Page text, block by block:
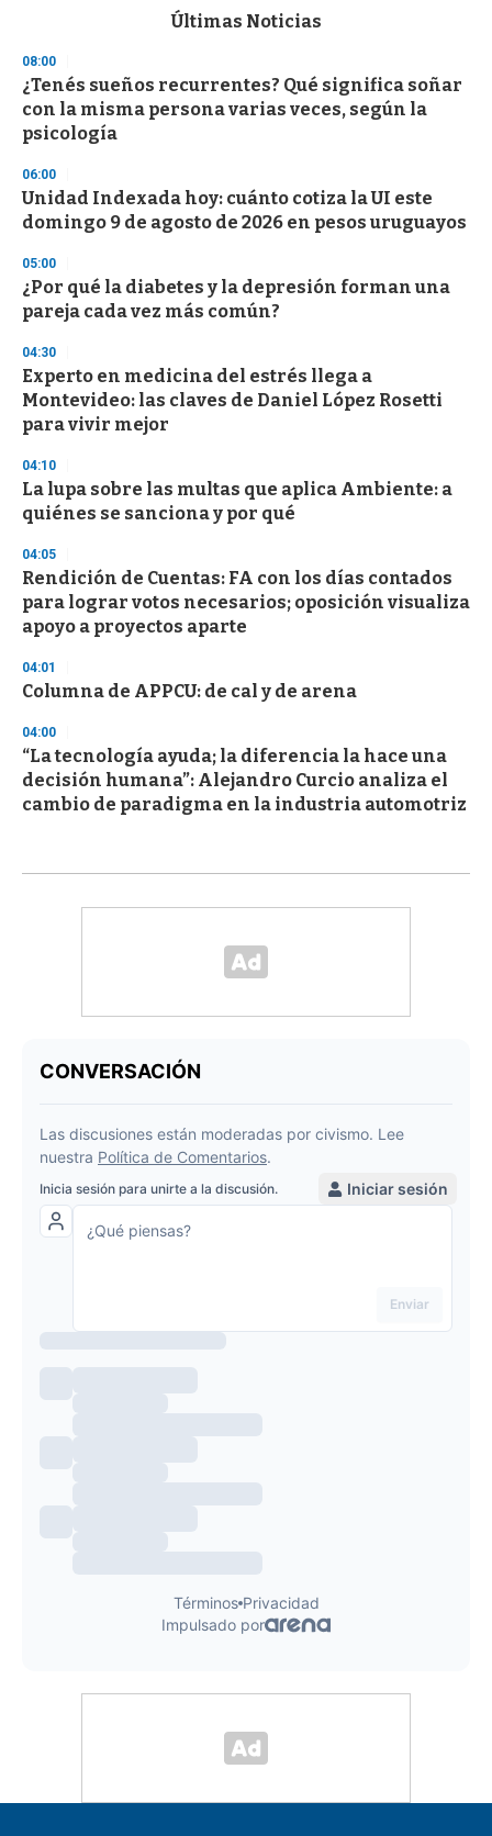
d
s
o
f
3
s
e
c
o
d
Últimas Noticias
08:00
¿Tenés sueños recurrentes? Qué significa soñar
con la misma persona varias veces, según la
psicología
06:00
Unidad Indexada hoy: cuánto cotiza la UI este
domingo 9 de agosto de 2026 en pesos uruguayos
05:00
¿Por qué la diabetes y la depresión forman una
pareja cada vez más común?
04:30
Experto en medicina del estrés llega a
Montevideo: las claves de Daniel López Rosetti
para vivir mejor
04:10
La lupa sobre las multas que aplica Ambiente: a
quiénes se sanciona y por qué
04:05
Rendición de Cuentas: FA con los días contados
para lograr votos necesarios; oposición visualiza
apoyo a proyectos aparte
04:01
Columna de APPCU: de cal y de arena
04:00
“La tecnología ayuda; la diferencia la hace una
decisión humana”: Alejandro Curcio analiza el
cambio de paradigma en la industria automotriz